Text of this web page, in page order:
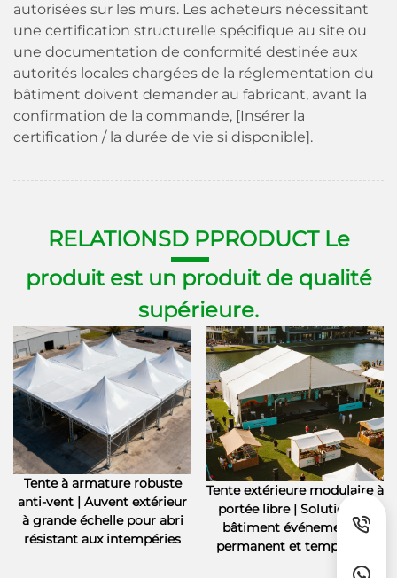
autorisées sur les murs. Les acheteurs nécessitant
une certification structurelle spécifique au site ou
une documentation de conformité destinée aux
autorités locales chargées de la réglementation du
bâtiment doivent demander au fabricant, avant la
confirmation de la commande, [Insérer la
certification / la durée de vie si disponible].
RELATIONSD PPRODUCT Le
produit est un produit de qualité
supérieure.
Tente à armature robuste
anti-vent | Auvent extérieur
à grande échelle pour abri
résistant aux intempéries
Tente extérieure modulaire à
portée libre | Solution de
bâtiment événementiel
permanent et temporaire